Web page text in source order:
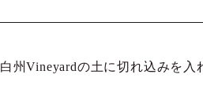
白州Vineyardの土に切れ込みを入